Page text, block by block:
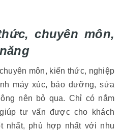
chuyên môn,
môn, kiến thức, nghiệp
máy xúc, bảo dưỡng, sửa
nên bỏ qua. Chỉ có nắm
tư vấn được cho khách
nhất, phù hợp nhất với nhu